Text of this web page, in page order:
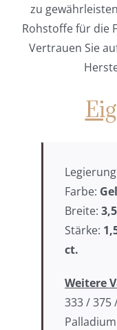
zu
Rohstoffe für die
Vertrauen Sie
Farbe:
Breite: 3,5
Stärke:
ct.
Weitere
333 / 375
Palladium